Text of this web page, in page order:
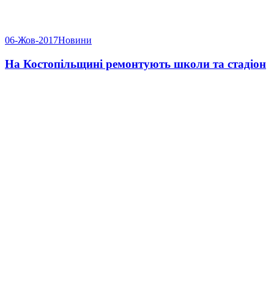
06-Жов-2017Новини
На Костопільщині ремонтують школи та стадіон